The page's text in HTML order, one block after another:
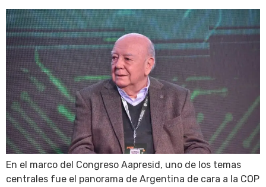
En el marco del Congreso Aapresid, uno de los temas
centrales fue el panorama de Argentina de cara a la COP